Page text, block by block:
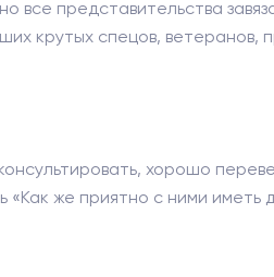
все представительства
крутых спецов, ветеранов,
хорошо
же приятно с ними иметь